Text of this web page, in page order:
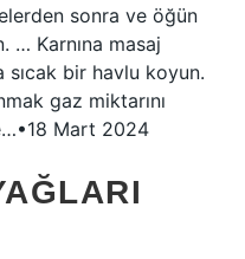
sonra ve öğün
… Karnına masaj
sıcak bir havlu koyun.
gaz miktarını
Mart 2024